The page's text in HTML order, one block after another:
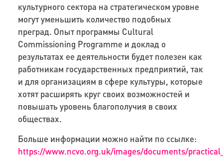
культурного сектора на стратегическом уровне
могут уменьшить количество подобных
преград. Опыт программы Cultural
Commissioning Programme и доклад о
результатах ее деятельности будет полезен как
работникам государственных предприятий, так
и для организациям в сфере культуры, которые
хотят расширять круг своих возможностей и
повышать уровень благополучия в своих
обществах.
Больше информации можно найти по ссылке:
https://www.ncvo.org.uk/images/documents/